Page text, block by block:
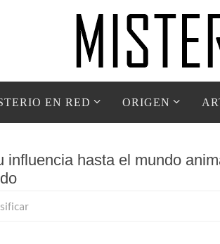
EN RED ORIGEN
influencia hasta el mundo